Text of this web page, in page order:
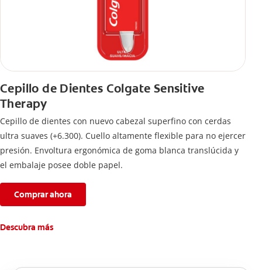
Cepillo de Dientes Colgate Sensitive
Therapy
Cepillo de dientes con nuevo cabezal superfino con cerdas
ultra suaves (+6.300). Cuello altamente flexible para no ejercer
presión. Envoltura ergonómica de goma blanca translúcida y
el embalaje posee doble papel.
Comprar ahora
Descubra más